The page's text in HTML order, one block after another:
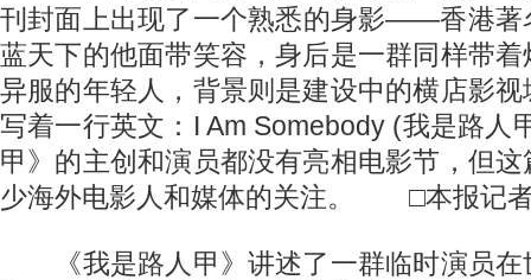
刊封面上出现了一个熟悉的身影——香港著
蓝天下的他面带笑容，身后是一群同样带
异服的年轻人，背景则是建设中的横店影
写着一行英文：I Am Somebody (我是路人
甲》的主创和演员都没有亮相电影节，但
少海外电影人和媒体的关注。
□本报记者
《我是路人甲》讲述了一群临时演员在